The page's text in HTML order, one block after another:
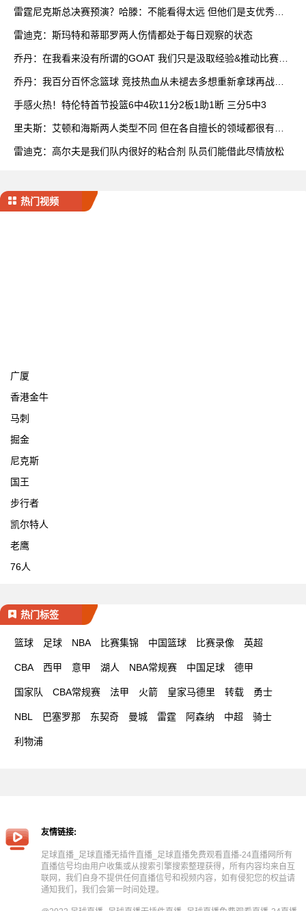
雷霆尼克斯总决赛预演？哈滕：不能看得太远 但他们是支优秀球
雷迪克：斯玛特和蒂耶罗两人伤情都处于每日观察的状态
乔丹：在我看来没有所谓的GOAT 我们只是汲取经验&推动比赛发
乔丹：我百分百怀念篮球 竞技热血从未褪去多想重新拿球再战一
手感火热！特伦特首节投篮6中4砍11分2板1助1断 三分5中3
里夫斯：艾顿和海斯两人类型不同 但在各自擅长的领域都很有效
雷迪克：高尔夫是我们队内很好的粘合剂 队员们能借此尽情放松
热门视频
广厦
香港金牛
马刺
掘金
尼克斯
国王
步行者
凯尔特人
老鹰
76人
热门标签
篮球 足球 NBA 比赛集锦 中国篮球 比赛录像 英超
CBA 西甲 意甲 湖人 NBA常规赛 中国足球 德甲
国家队 CBA常规赛 法甲 火箭 皇家马德里 转载 勇士
NBL 巴塞罗那 东契奇 曼城 雷霆 阿森纳 中超 骑士
利物浦
友情链接:
足球直播_足球直播无插件直播_足球直播免费观看直播-24直播网所有
直播信号均由用户收集或从搜索引擎搜索整理获得，所有内容均来自互
联网，我们自身不提供任何直播信号和视频内容，如有侵犯您的权益请
通知我们，我们会第一时间处理。